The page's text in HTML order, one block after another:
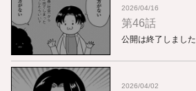
2026/04/16
第46話
公開は終了しました
2026/04/02